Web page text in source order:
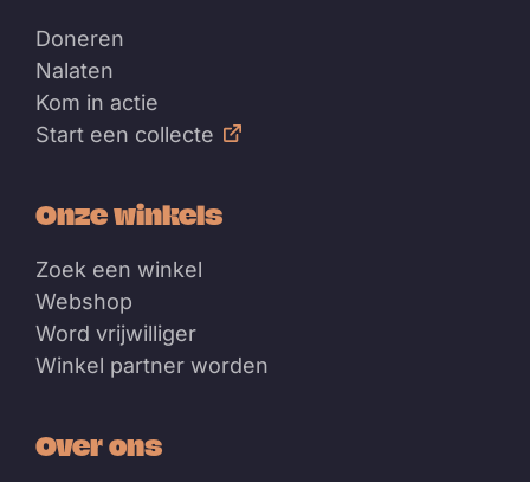
Doneren
Nalaten
Kom in actie
Start een collecte
Onze winkels
Zoek een winkel
Webshop
Word vrijwilliger
Winkel partner worden
Over ons